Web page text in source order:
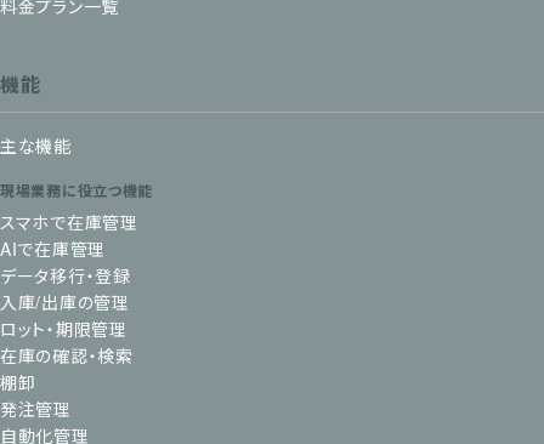
料金プラン一覧
機能
主な機能
現場業務に役立つ機能
スマホで在庫管理
AIで在庫管理
データ移行・登録
入庫/出庫の管理
ロット・期限管理
在庫の確認・検索
棚卸
発注管理
自動化管理